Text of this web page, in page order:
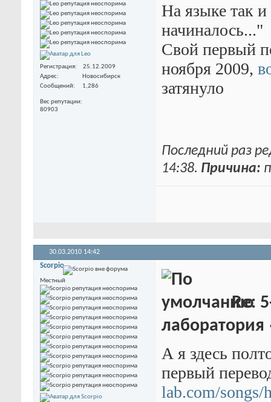
Регистрация
25.12.2009
Адрес
Новосибирск
Сообщений
1,286
Вес репутации
80903
На языке так
начиналось..."
Свой первый
ноября 2009,
затянуло
Последний раз
14:38. Причина:
30.03.2010 14:42
Scorpio
Местный
Re:
А я здесь
первый
lab.com/